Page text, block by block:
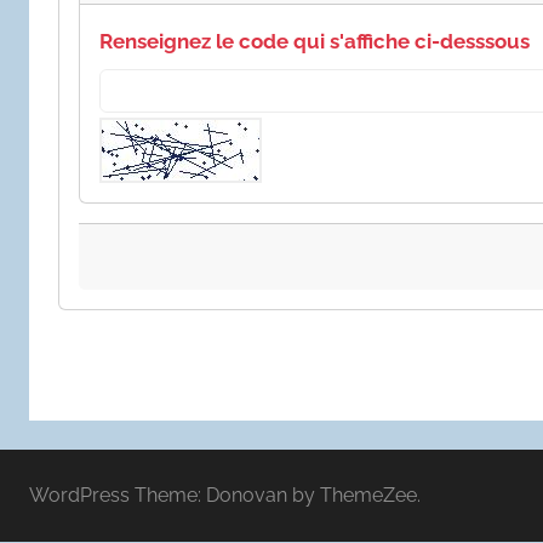
Renseignez le code qui s'affiche ci-desssous
WordPress Theme: Donovan by ThemeZee.